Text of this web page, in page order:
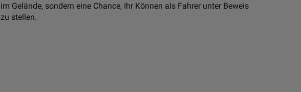
im Gelände, sondern eine Chance, Ihr Können als Fahrer unter Beweis
zu stellen.